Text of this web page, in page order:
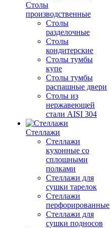
Столы
производственные
Столы
разделочные
Столы
кондитерские
Столы тумбы
купе
Столы тумбы
распашные двери
Столы из
нержавеющей
стали AISI 304
Стеллажи
Стеллажи
кухонные со
сплошными
полками
Стеллажи для
сушки тарелок
Стеллажи
перфорированные
Стеллажи для
сушки подносов